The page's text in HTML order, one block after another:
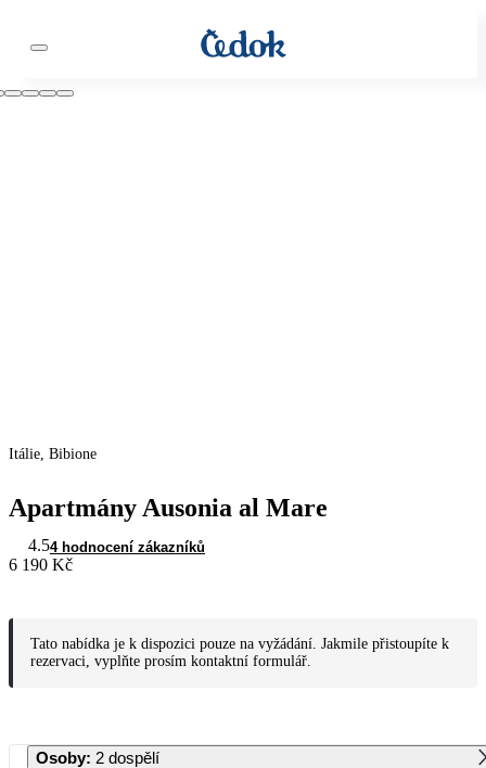
Itálie, Bibione
Apartmány Ausonia al Mare
4.54 hodnocení zákazníků
6 190 Kč
Tato nabídka je k dispozici pouze na vyžádání. Jakmile přistoupíte k
rezervaci, vyplňte prosím kontaktní formulář.
Osoby: 2 dospělí